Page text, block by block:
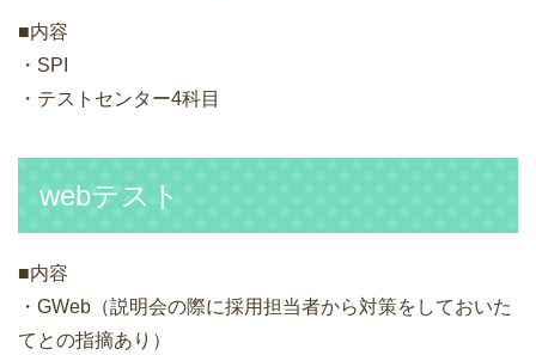
■内容
・SPI
・テストセンター4科目
webテスト
■内容
・GWeb（説明会の際に採用担当者から対策をしておいた
てとの指摘あり）